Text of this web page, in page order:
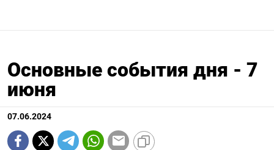
Основные события дня - 7
июня
07.06.2024